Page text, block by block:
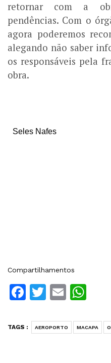
retornar com a
pendências. Com o
agora poderemos
alegando não saber
os responsáveis pela
obra.
Seles Nafes
Compartilhamentos
Facebook
Twitter
Email
TAGS : AEROPORTO MACAPA